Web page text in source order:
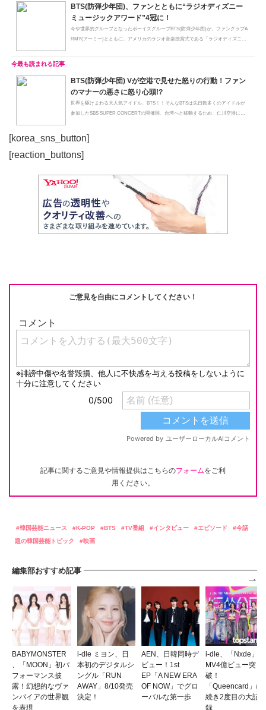
BTS(防弾少年団)、ファンとともに“ラジオディズニー
ミュージックアワード”4冠に！
今や世界的グループとなったボーイズグループBTS(防弾少年団)が、ファンクラブA
RMY(アーミー)とともに、アメリカのラジオ音楽授賞式である「ラジオディズニ
BTS(防弾少年団) Vが空港で見せた怒りの行動！ファン
のマナーの悪さに怒り心頭!?
世界を駆けまわる大人気アイドル、BTS！！そんなBTSは先日数多くのアイドルが
参加したSBS SUPER CONCERTの開催国、台湾へと移動するため、仁川空港に姿
[korea_sns_button]
[reaction_buttons]
ご意見を自由にコメントしてください！
記事に関するご意見や情報提供はこちらのフォームをご利
用ください。
韓国芸能ニュース K-POP BTS TV番組 インタビュー エピソード
今話
題の韓国芸能トピック
映画
編集部おすすめ記事
BABYMONSTER
、「MOON」初パ
フォーマンス披
露！幻想的なヴァ
ンパイアの世界観
を表現
i-dle ミヨン、日
本初のデジタルシ
ングル「RUN
AWAY」8/10発売
決定！
AEN、日韓同時デ
ビュー！1st
EP「A NEW ERA
OF NOW」でグロ
ーバルな第一歩
i-dle、「Nxde」
MV4億ビュー突
破！
「Queencard」に
続き2度目の大記
録